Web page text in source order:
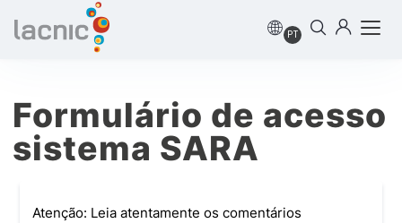
PT
Formulário de acesso
sistema SARA